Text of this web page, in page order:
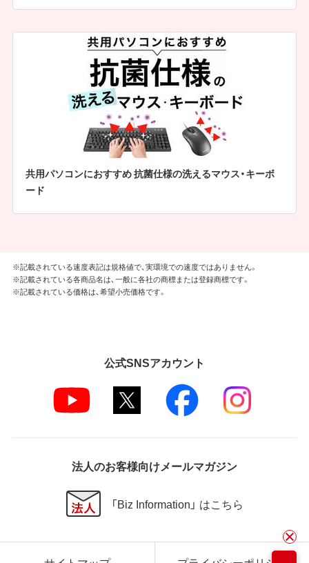
共用パソコンにおすすめ 抗菌仕様の洗えるマウス・キーボ
ード
※記載されている速度表記は規格値で、実環境での速度ではありません。
※記載されている各商品名は、一般に各社の商標または登録商標です。
※記載されている価格は、希望小売価格です。
公式SNSアカウント
法人のお客様向けメールマガジン
「Biz Information」 はこちら